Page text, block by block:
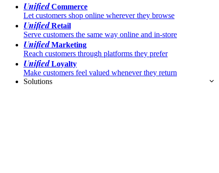
UnifiedCommerce
Let customers shop online wherever they browse
UnifiedRetail
Serve customers the same way online and in-store
UnifiedMarketing
Reach customers through platforms they prefer
UnifiedLoyalty
Make customers feel valued whenever they return
Solutions